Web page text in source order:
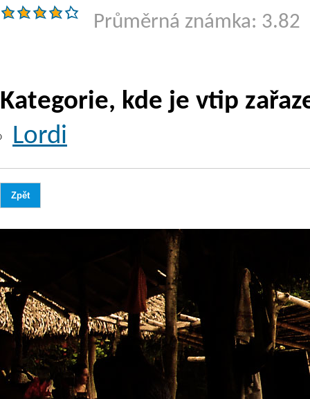
Průměrná známka: 3.82
Kategorie, kde je vtip
Lordi